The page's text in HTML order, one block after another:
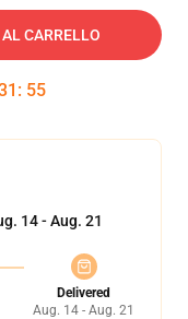
CARRELLO
: 54
14 - Aug. 21
Delivered
Aug. 14 - Aug. 21